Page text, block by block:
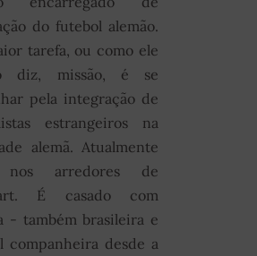
do futebol alemão.
tarefa, ou como ele
diz, missão, é se
pela integração de
estrangeiros na
alemã. Atualmente
nos arredores de
É casado com
- também brasileira e
companheira desde a